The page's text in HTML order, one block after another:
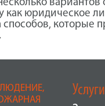
как юридическое
которые